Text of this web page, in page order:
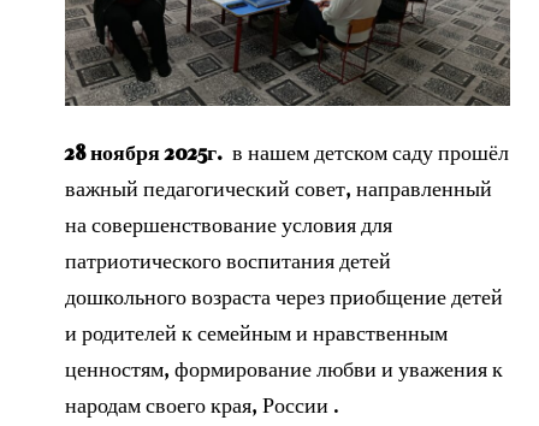
28 ноября 2025г. в нашем детском саду прошёл
важный педагогический совет, направленный
на совершенствование условия для
патриотического воспитания детей
дошкольного возраста через приобщение детей
и родителей к семейным и нравственным
ценностям, формирование любви и уважения к
народам своего края, России .